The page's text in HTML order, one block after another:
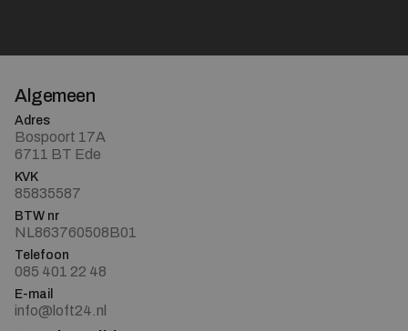
Algemeen
Adres
Bospoort 17A
6711 BT Ede
KVK
85835587
BTW nr
NL863760508B01
Telefoon
085 401 22 48
E-mail
info@loft24.nl